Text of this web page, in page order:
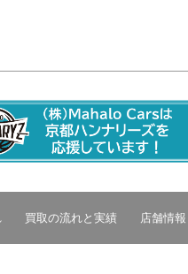
買取の流れと実績 店舗情報